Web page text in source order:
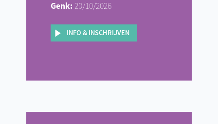
Genk: 20/10/2026
INFO & INSCHRIJVEN